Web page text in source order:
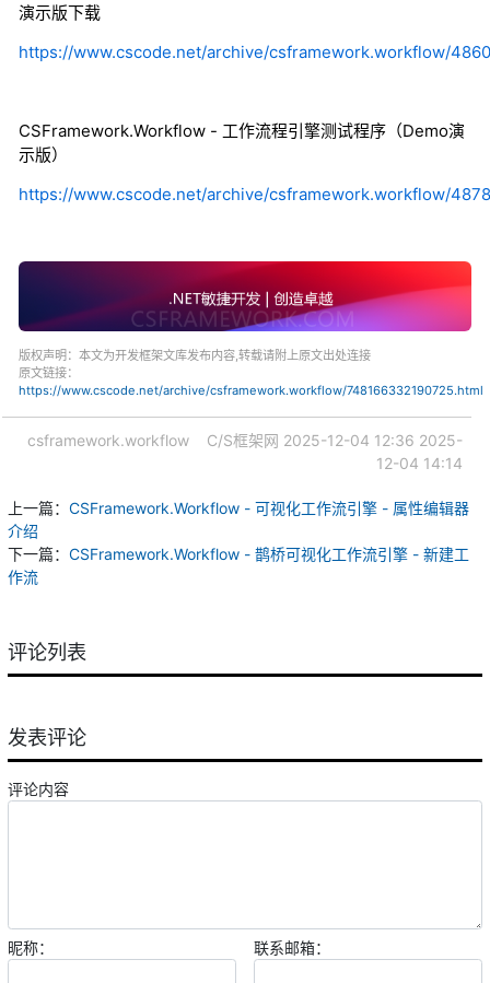
演示版下载
https://www.cscode.net/archive/csframework.workflow/
CSFramework.Workflow - 工作流程引擎测试程序（Demo演
示版）
https://www.cscode.net/archive/csframework.workflow/
版权声明：本文为开发框架文库发布内容,转载请附上原文出处连接
原文链接：
https://www.cscode.net/archive/csframework.workflow/748166332190725.html
csframework.workflow C/S框架网 2025-12-04 12:36 2025-
12-04 14:14
上一篇： CSFramework.Workflow - 可视化工作流引擎 - 属性编辑器
介绍
下一篇： CSFramework.Workflow - 鹊桥可视化工作流引擎 - 新建工
作流
评论列表
发表评论
评论内容
昵称： 联系邮箱：